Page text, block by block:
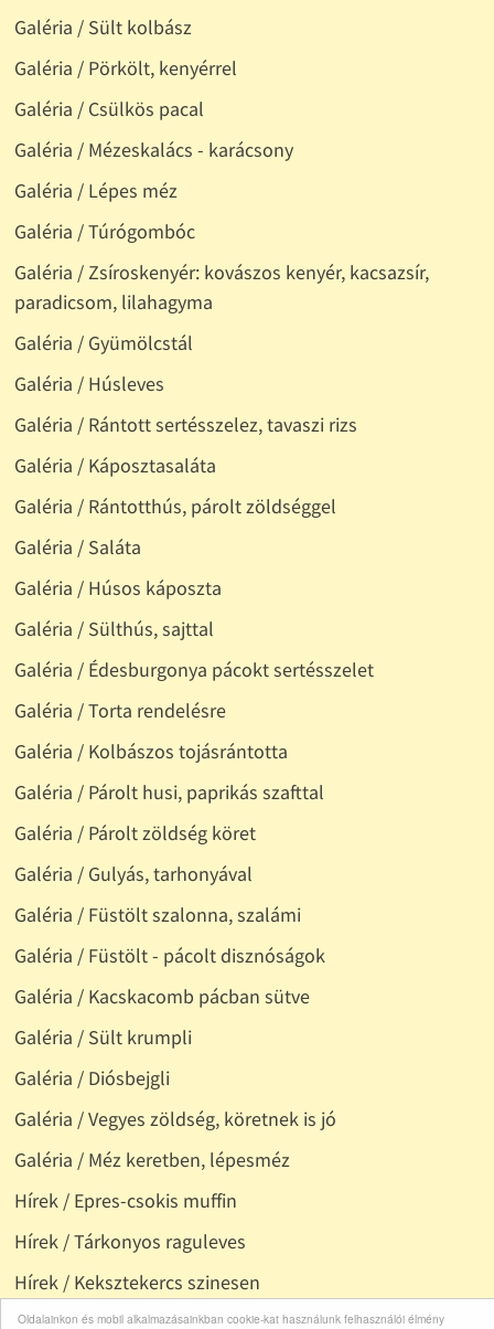
Oldalainkon és mobil alkalmazásainkban cookie-kat használunk felhasználói élmény
Galéria / Sült kolbász
Galéria / Pörkölt, kenyérrel
Galéria / Csülkös pacal
Galéria / Mézeskalács - karácsony
Galéria / Lépes méz
Galéria / Túrógombóc
Galéria / Zsíroskenyér: kovászos kenyér, kacsazsír,
paradicsom, lilahagyma
Galéria / Gyümölcstál
Galéria / Húsleves
Galéria / Rántott sertésszelez, tavaszi rizs
Galéria / Káposztasaláta
Galéria / Rántotthús, párolt zöldséggel
Galéria / Saláta
Galéria / Húsos káposzta
Galéria / Sülthús, sajttal
Galéria / Édesburgonya pácokt sertésszelet
Galéria / Torta rendelésre
Galéria / Kolbászos tojásrántotta
Galéria / Párolt husi, paprikás szafttal
Galéria / Párolt zöldség köret
Galéria / Gulyás, tarhonyával
Galéria / Füstölt szalonna, szalámi
Galéria / Füstölt - pácolt disznóságok
Galéria / Kacskacomb pácban sütve
Galéria / Sült krumpli
Galéria / Diósbejgli
Galéria / Vegyes zöldség, köretnek is jó
Galéria / Méz keretben, lépesméz
Hírek / Epres-csokis muffin
Hírek / Tárkonyos raguleves
Hírek / Keksztekercs szinesen
Hírek / Banános kenyér